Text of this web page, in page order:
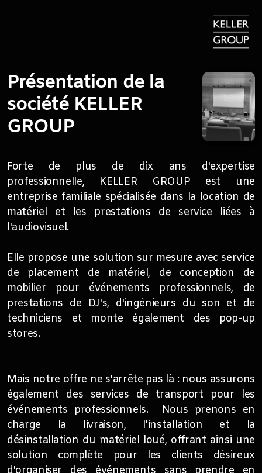
Présentation de la
société KELLER
GROUP
Forte de plus de dix ans d'expertise
professionnelle, KELLER GROUP est une
entreprise familiale spécialisée dans la location de
matériel et les prestations de service liées à
l'audiovisuel.
Elle propose une solution sur mesure avec service
de placement de matériel, de conception de
mobilier pour événements professionnels, de
prestations de DJ's, d'ingénieurs du son et de
techniciens et monte également des pop-up
stores.
Mais notre offre ne s'arrête pas là : nous assurons
également des services de transport pour les
événements professionnels. Nous prenons en
charge la livraison, l'installation et la
désinstallation du matériel loué, offrant ainsi une
solution complète pour les clients désireux